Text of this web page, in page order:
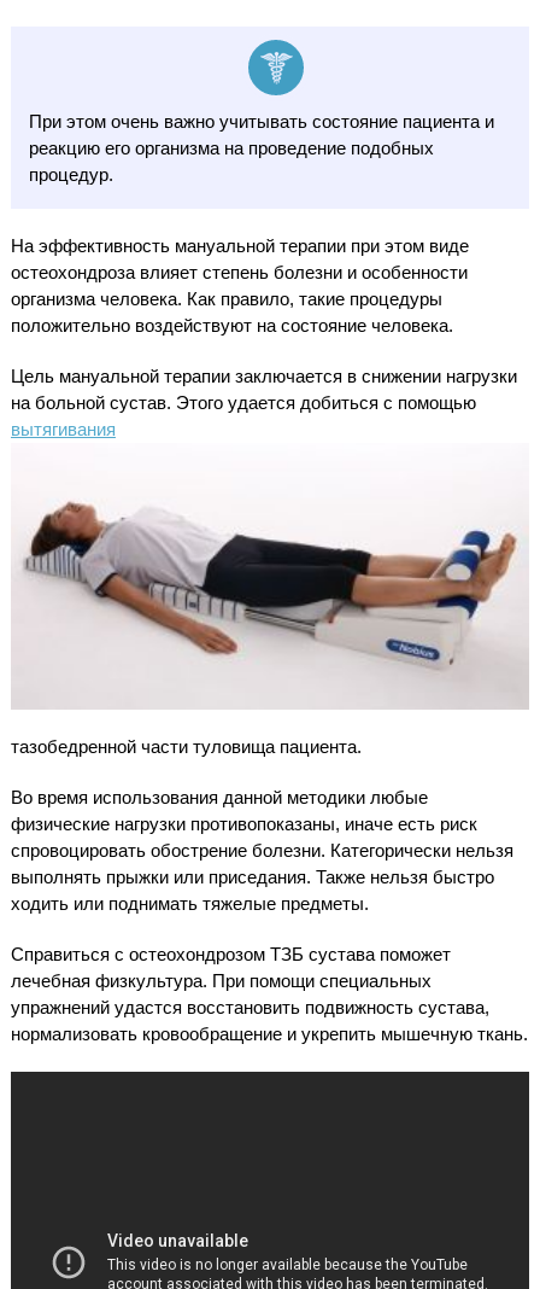
При этом очень важно учитывать состояние пациента и
реакцию его организма на проведение подобных
процедур.
На эффективность мануальной терапии при этом виде
остеохондроза влияет степень болезни и особенности
организма человека. Как правило, такие процедуры
положительно воздействуют на состояние человека.
Цель мануальной терапии заключается в снижении нагрузки
на больной сустав. Этого удается добиться с помощью
вытягивания
тазобедренной части туловища пациента.
Во время использования данной методики любые
физические нагрузки противопоказаны, иначе есть риск
спровоцировать обострение болезни. Категорически нельзя
выполнять прыжки или приседания. Также нельзя быстро
ходить или поднимать тяжелые предметы.
Справиться с остеохондрозом ТЗБ сустава поможет
лечебная физкультура. При помощи специальных
упражнений удастся восстановить подвижность сустава,
нормализовать кровообращение и укрепить мышечную ткань.